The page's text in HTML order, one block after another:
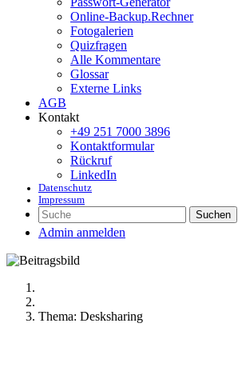
Online-Backup.Rechner
Fotogalerien
Quizfragen
Alle Kommentare
Glossar
Externe Links
AGB
Kontakt
+49 251 7000 3896
Kontaktformular
Rückruf
LinkedIn
Datenschutz
Impressum
Suchen
Admin anmelden
Thema: Desksharing